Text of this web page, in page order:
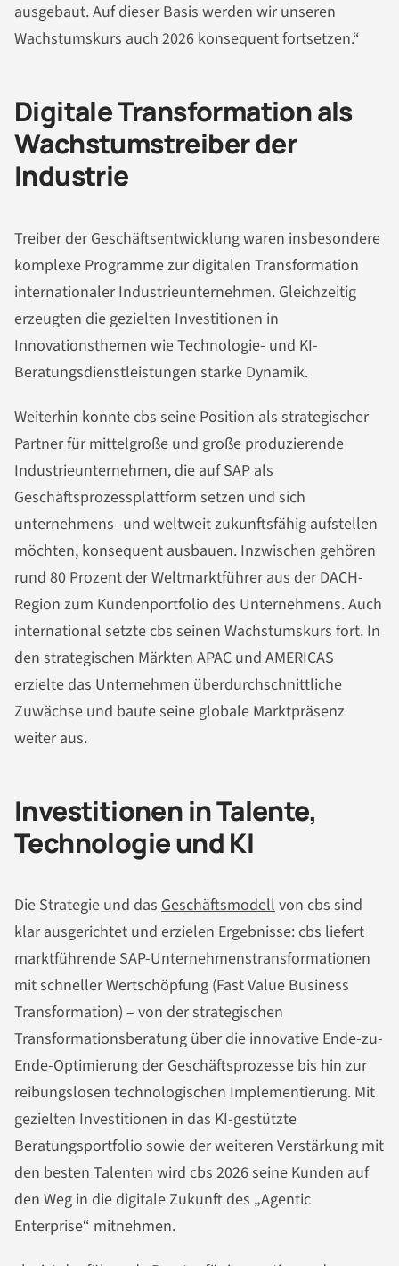
ausgebaut. Auf dieser Basis werden wir unseren
Wachstumskurs auch 2026 konsequent fortsetzen.“
Digitale Transformation als
Wachstumstreiber der
Industrie
Treiber der Geschäftsentwicklung waren insbesondere
komplexe Programme zur digitalen Transformation
internationaler Industrieunternehmen. Gleichzeitig
erzeugten die gezielten Investitionen in
Innovationsthemen wie Technologie- und KI-
Beratungsdienstleistungen starke Dynamik.
Weiterhin konnte cbs seine Position als strategischer
Partner für mittelgroße und große produzierende
Industrieunternehmen, die auf SAP als
Geschäftsprozessplattform setzen und sich
unternehmens- und weltweit zukunftsfähig aufstellen
möchten, konsequent ausbauen. Inzwischen gehören
rund 80 Prozent der Weltmarktführer aus der DACH-
Region zum Kundenportfolio des Unternehmens. Auch
international setzte cbs seinen Wachstumskurs fort. In
den strategischen Märkten APAC und AMERICAS
erzielte das Unternehmen überdurchschnittliche
Zuwächse und baute seine globale Marktpräsenz
weiter aus.
Investitionen in Talente,
Technologie und KI
Die Strategie und das Geschäftsmodellvon cbs sind
klar ausgerichtet und erzielen Ergebnisse: cbs liefert
marktführende SAP-Unternehmenstransformationen
mit schneller Wertschöpfung (Fast Value Business
Transformation) – von der strategischen
Transformationsberatung über die innovative Ende-zu-
Ende-Optimierung der Geschäftsprozesse bis hin zur
reibungslosen technologischen Implementierung. Mit
gezielten Investitionen in das KI-gestützte
Beratungsportfolio sowie der weiteren Verstärkung mit
den besten Talenten wird cbs 2026 seine Kunden auf
den Weg in die digitale Zukunft des „Agentic
Enterprise“ mitnehmen.